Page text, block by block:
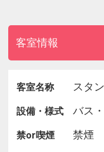
【宿泊特典】
ヨロンブルーの海
では、
じめ、
アルコール・ソフ
楽しみいただけます
過ごしください。
客室情報
客室名称 スタ
設備・様式 バス
禁or喫煙 禁煙